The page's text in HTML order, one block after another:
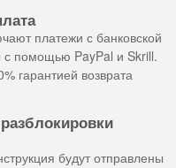
платежи с банковской
с помощью PayPal и Skrill.
гарантией возврата
будут отправлены